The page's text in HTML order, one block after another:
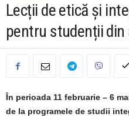
Lecții de etică și
pentru studenții din
În perioada 11 februarie – 6
de la programele de studii